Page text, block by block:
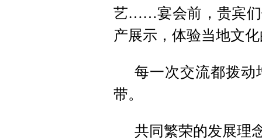
艺……宴会前，贵宾们
产展示，体验当地文
每一次交流都拨动
带。
共同繁荣的发展理